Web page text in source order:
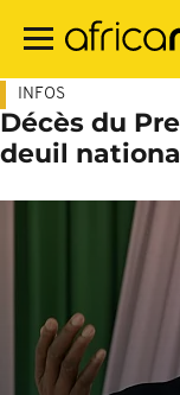
contenu
INFOS
Décès du
deuil